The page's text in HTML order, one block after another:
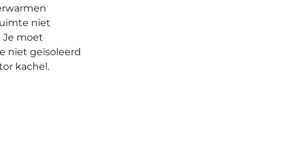
niet
Je moet
niet geïsoleerd
kachel.